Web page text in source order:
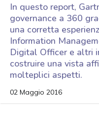
In questo report,
governance a 360
una corretta
Information
Digital Officer e altri
costruire una vista
molteplici aspetti.
02 Maggio 2016